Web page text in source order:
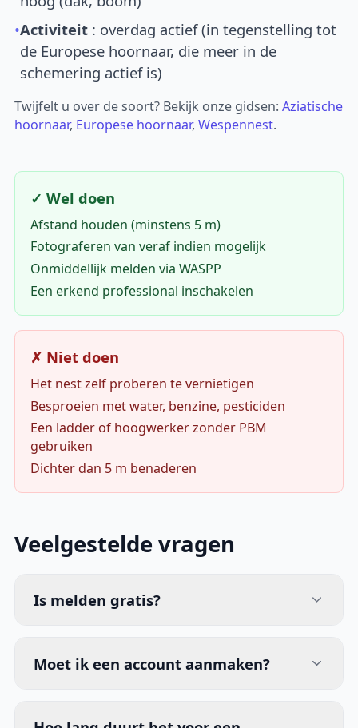
•Activiteit : overdag actief (in tegenstelling tot
de Europese hoornaar, die meer in de
schemering actief is)
Twijfelt u over de soort? Bekijk onze gidsen:Aziatische
hoornaar, Europese hoornaar,Wespennest.
✓ Wel doen
Afstand houden (minstens 5 m)
Fotograferen van veraf indien mogelijk
Onmiddellijk melden via WASPP
Een erkend professional inschakelen
✗ Niet doen
Het nest zelf proberen te vernietigen
Besproeien met water, benzine, pesticiden
Een ladder of hoogwerker zonder PBM
gebruiken
Dichter dan 5 m benaderen
Veelgestelde vragen
Is melden gratis?
Moet ik een account aanmaken?